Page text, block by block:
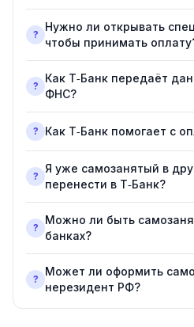
?
Нужно ли открывать
чтобы принимать
?
Как Т‑Банк передаёт
ФНС?
? Как Т‑Банк помогает с
?
Я уже самозанятый в
перенести в Т‑Банк?
?
Можно ли быть
банках?
?
Может ли оформить
нерезидент РФ?